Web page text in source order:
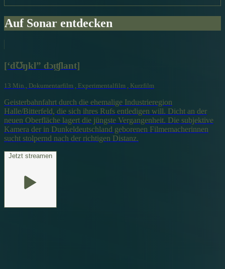
Auf Sonar entdecken
[‘d℧ŋkl” dɔɪ̯ʧlant]
13 Min., Dokumentarfilm , Experimentalfilm , Kurzfilm
Geisterbahnfahrt durch die ehemalige Industrieregion
Halle/Bitterfeld, die sich ihres Rufs entledigen will. Dicht an der
neuen Oberfläche lagert die jüngste Vergangenheit. Die subjektive
Kamera der in Dunkeldeutschland geborenen Filmemacherinnen
sucht stolpernd nach der richtigen Distanz.
Jetzt streamen